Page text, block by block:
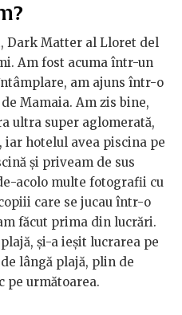
Dark Matter al Lloret del
Am fost acuma într-un
am ajuns într-o
Mamaia. Am zis bine,
ultra super aglomerată,
iar hotelul avea piscina pe
și priveam de sus
acolo multe fotografii cu
care se jucau într-o
făcut prima din lucrări.
și-a ieșit lucrarea pe
lângă plajă, plin de
pe următoarea.